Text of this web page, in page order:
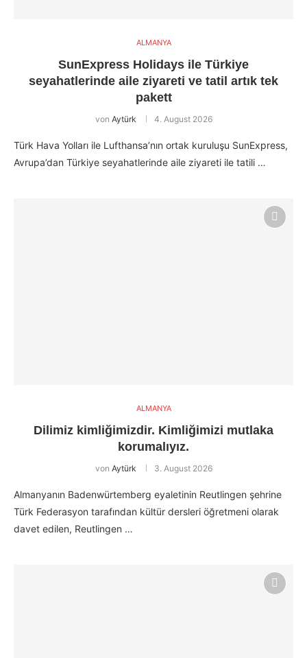
ALMANYA
SunExpress Holidays ile Türkiye
seyahatlerinde aile ziyareti ve tatil artık tek
pakett
von Aytürk 4. August 2026
Türk Hava Yolları ile Lufthansa’nın ortak kuruluşu SunExpress,
Avrupa’dan Türkiye seyahatlerinde aile ziyareti ile tatili …
ALMANYA
Dilimiz kimliğimizdir. Kimliğimizi mutlaka
korumalıyız.
von Aytürk 3. August 2026
Almanyanın Badenwürtemberg eyaletinin Reutlingen şehrine
Türk Federasyon tarafından kültür dersleri öğretmeni olarak
davet edilen, Reutlingen …